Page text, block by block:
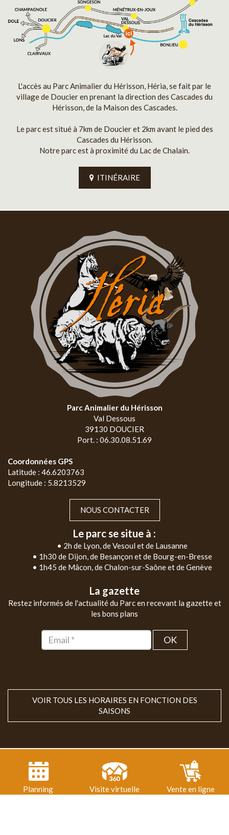
L'accès au Parc Animalier du Hérisson, Héria, se fait par le
village de Doucier en prenant la direction des Cascades du
Hérisson, de la Maison des Cascades.
Le parc est situé à 7km de Doucier et 2km avant le pied des
Cascades du Hérisson.
Notre parc est à proximité du Lac de Chalain.
ITINÉRAIRE
Parc Animalier du Hérisson
Val Dessous
39130 DOUCIER
Port. : 06.30.08.51.69
Coordonnées GPS
Latitude : 46.6203763
Longitude : 5.8213529
NOUS CONTACTER
Le parc se situe à :
• 2h de Lyon, de Vesoul et de Lausanne
• 1h30 de Dijon, de Besançon et de Bourg-en-Bresse
• 1h45 de Mâcon, de Chalon-sur-Saône et de Genève
La gazette
Restez informés de l'actualité du Parc en recevant la gazette et
les bons plans
OK
VOIR TOUS LES HORAIRES EN FONCTION DES
SAISONS
Planning
Visite virtuelle
Vente en ligne